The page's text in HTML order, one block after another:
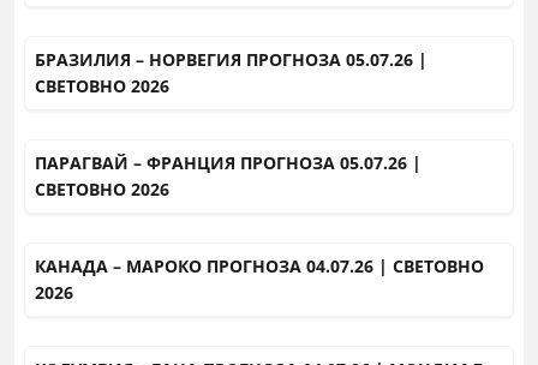
БРАЗИЛИЯ – НОРВЕГИЯ ПРОГНОЗА 05.07.26 |
СВЕТОВНО 2026
ПАРАГВАЙ – ФРАНЦИЯ ПРОГНОЗА 05.07.26 |
СВЕТОВНО 2026
КАНАДА – МАРОКО ПРОГНОЗА 04.07.26 | СВЕТОВНО
2026